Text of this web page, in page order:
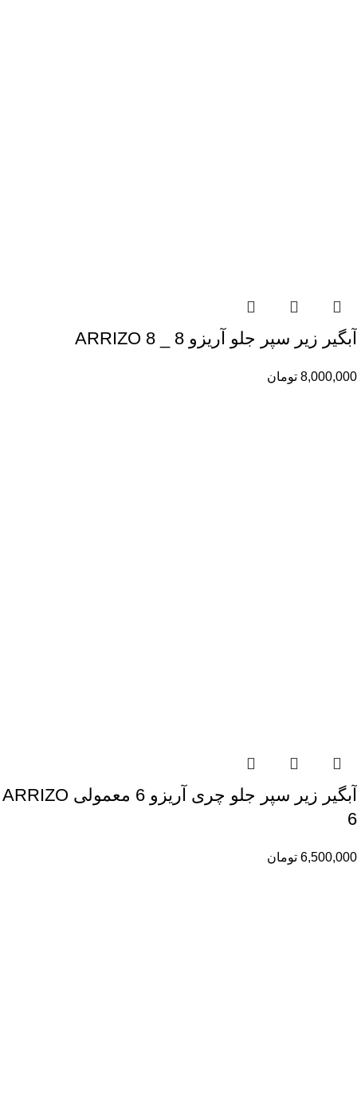
آبگیر زیر سپر جلو آریزو 8 _ ARRIZO 8
8,000,000 تومان
آبگیر زیر سپر جلو چری آریزو 6 معمولی ARRIZO
6
6,500,000 تومان